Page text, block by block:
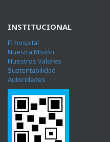
INSTITUCIONAL
El hospital
Nuestra Misión
Nuestros Valores
Sustentabilidad
Autoridades